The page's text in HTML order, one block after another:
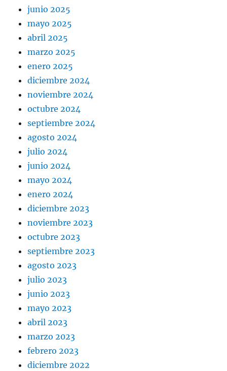
junio 2025
mayo 2025
abril 2025
marzo 2025
enero 2025
diciembre 2024
noviembre 2024
octubre 2024
septiembre 2024
agosto 2024
julio 2024
junio 2024
mayo 2024
enero 2024
diciembre 2023
noviembre 2023
octubre 2023
septiembre 2023
agosto 2023
julio 2023
junio 2023
mayo 2023
abril 2023
marzo 2023
febrero 2023
diciembre 2022